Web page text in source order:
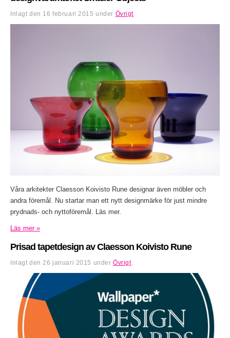
Inlagt den 16 februari 2015 under Övrigt
Våra arkitekter Claesson Koivisto Rune designar även möbler och
andra föremål. Nu startar man ett nytt designmärke för just mindre
prydnads- och nyttoföremål. Läs mer.
Läs mer »
Prisad tapetdesign av Claesson Koivisto Rune
Inlagt den 26 januari 2015 underÖvrigt.